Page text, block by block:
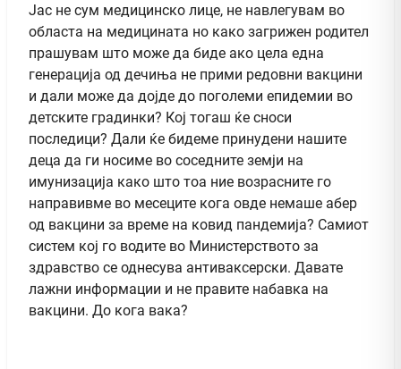
Јас не сум медицинско лице, не навлегувам во
областа на медицината но како загрижен родител
прашувам што може да биде ако цела една
генерација од дечиња не прими редовни вакцини
и дали може да дојде до поголеми епидемии во
детските градинки? Кој тогаш ќе сноси
последици? Дали ќе бидеме принудени нашите
деца да ги носиме во соседните земји на
имунизација како што тоа ние возрасните го
направивме во месеците кога овде немаше абер
од вакцини за време на ковид пандемија? Самиот
систем кој го водите во Mинистерството за
здравство се однесува антиваксерски. Давате
лажни информации и не правите набавка на
вакцини. До кога вака?